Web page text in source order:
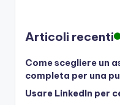
Articoli recenti
Come scegliere un
completa per una
Usare LinkedIn per